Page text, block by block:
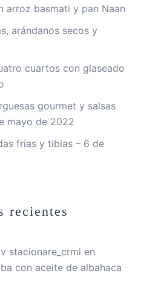
arroz basmati y pan Naan
arándanos secos y
cuartos con glaseado
gourmet y salsas
mayo de 2022
frías y tibias – 6 de
recientes
stacionare_crml en
con aceite de albahaca